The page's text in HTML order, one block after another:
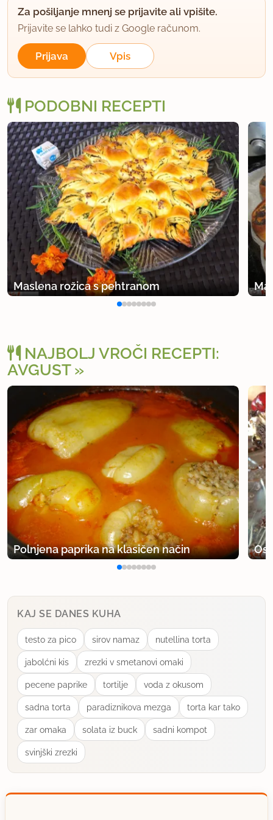
Za pošiljanje mnenj se prijavite ali vpišite.
Prijavite se lahko tudi z Google računom.
Prijava Vpis
PODOBNI RECEPTI
Maslena rožica s pehtranom
NAJBOLJ VROČI RECEPTI:
AVGUST
Polnjena paprika na klasičen način
KAJ SE DANES KUHA
testo za pico sirov namaz nutellina torta
jabolćni kis zrezki v smetanovi omaki
pecene paprike tortilje voda z okusom
sadna torta paradiznikova mezga torta kar tako
zar omaka solata iz buck sadni kompot
svinjški zrezki